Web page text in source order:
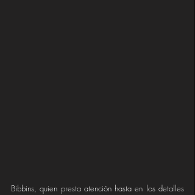
Bibbins, quien presta atención hasta en los detalles